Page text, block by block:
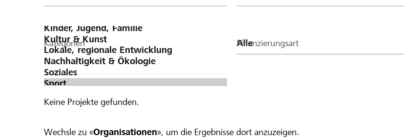
Kategorien Finanzierungsart
Keine Projekte gefunden.
Wechsle zu «Organisationen», um die Ergebnisse dort anzuzeigen.